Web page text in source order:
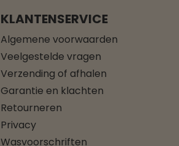
KLANTENSERVICE
Algemene voorwaarden
Veelgestelde vragen
Verzending of afhalen
Garantie en klachten
Retourneren
Privacy
Wasvoorschriften